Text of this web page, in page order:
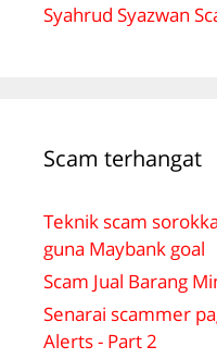
Syahrud Syazwan
Scam terhangat
Teknik scam
guna Maybank goal
Scam Jual Barang
Senarai scammer
Alerts - Part 2